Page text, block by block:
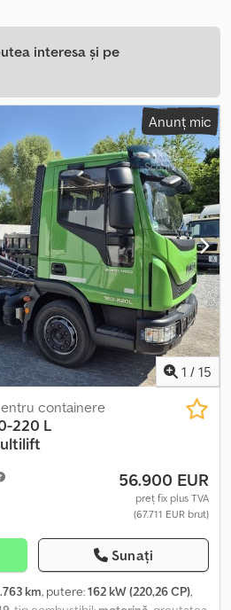
interesa și pe
Anunț mic
1 / 15
containere
220 L
56.900 EUR
preț fix plus TVA
(67.711 EUR brut)
Sunați
km, putere:162 kW (220,26 CP),